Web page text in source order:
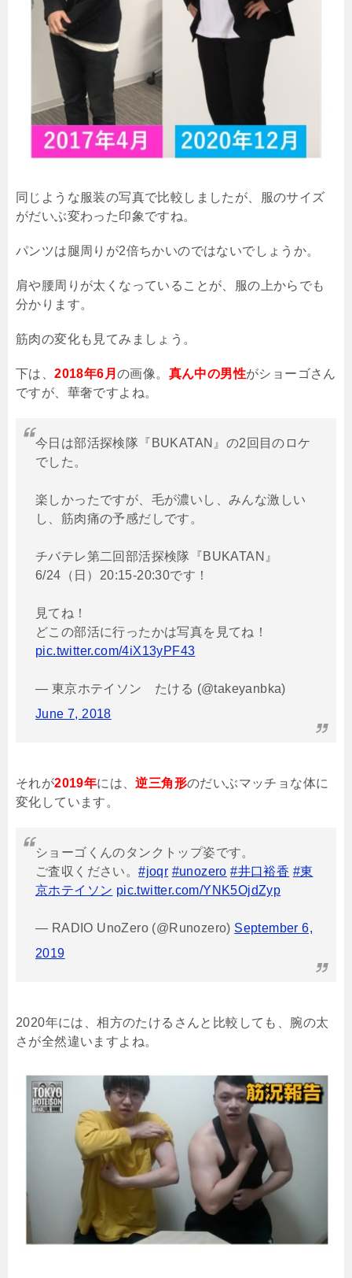
同じような服装の写真で比較しましたが、服のサイズ
がだいぶ変わった印象ですね。
パンツは腿周りが2倍ちかいのではないでしょうか。
肩や腰周りが太くなっていることが、服の上からでも
分かります。
筋肉の変化も見てみましょう。
下は、2018年6月の画像。 真ん中の男性がショーゴさん
ですが、華奢ですよね。
今日は部活探検隊『BUKATAN』の2回目のロケ
でした。
楽しかったですが、毛が濃いし、みんな激しい
し、筋肉痛の予感だしです。
チバテレ第二回部活探検隊『BUKATAN』
6/24（日）20:15-20:30です！
見てね！
どこの部活に行ったかは写真を見てね！
pic.twitter.com/4iX13yPF43
— 東京ホテイソン たける (@takeyanbka)
June 7, 2018
それが2019年には、逆三角形のだいぶマッチョな体に
変化しています。
ショーゴくんのタンクトップ姿です。
ご査収ください。#joqr #unozero #井口裕香 #東
京ホテイソン pic.twitter.com/YNK5OjdZyp
— RADIO UnoZero (@Runozero) September 6,
2019
2020年には、相方のたけるさんと比較しても、腕の太
さが全然違いますよね。